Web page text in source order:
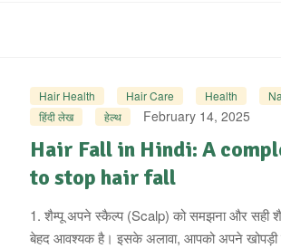
Hair Health Hair Care Health
हिंदी लेख
हेल्थ February 14, 2025
Hair Fall in Hindi: A
to stop hair fall
1. शैम्पू अपने स्कैल्प (Scalp) को समझना और सही
बेहद आवश्यक है। इसके अलावा, आपको अपने